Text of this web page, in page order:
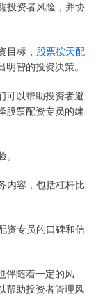
投资者风险，并协
目标， 股票按天配
智的投资决策。
可以帮助投资者避
股票配资专员的建
内容，包括杠杆比
资专员的口碑和信
伴随着一定的风
帮助投资者管理风